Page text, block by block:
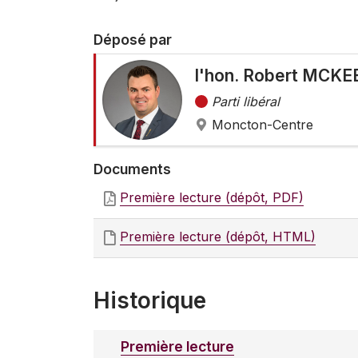
Déposé par
l'hon. Robert
Parti libéral
Moncton-Centre
Documents
Première lecture (dépôt, PDF)
Première lecture (dépôt, HTML)
Historique
Première lecture